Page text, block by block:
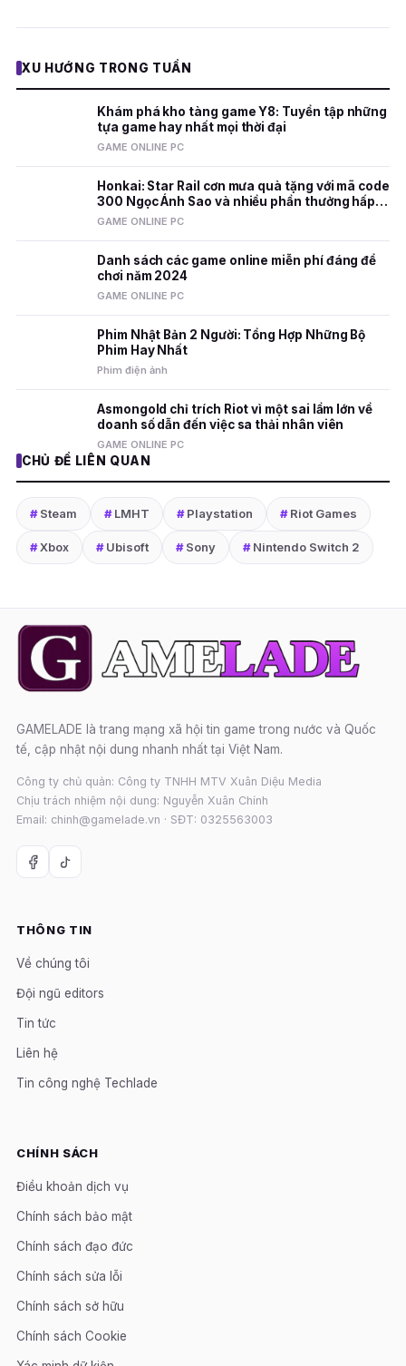
XU HƯỚNG TRONG TUẦN
Khám phá kho tàng game Y8: Tuyển tập những
tựa game hay nhất mọi thời đại
GAME ONLINE PC
Honkai: Star Rail cơn mưa quà tặng với mã code
300 Ngọc Ánh Sao và nhiều phần thưởng hấp
dẫn
GAME ONLINE PC
Danh sách các game online miễn phí đáng để
chơi năm 2024
GAME ONLINE PC
Phim Nhật Bản 2 Người: Tổng Hợp Những Bộ
Phim Hay Nhất
Phim điện ảnh
Asmongold chỉ trích Riot vì một sai lầm lớn về
doanh số dẫn đến việc sa thải nhân viên
GAME ONLINE PC
CHỦ ĐỀ LIÊN QUAN
#Steam #LMHT #Playstation #Riot Games
#Xbox #Ubisoft #Sony #Nintendo Switch 2
GAMELADE là trang mạng xã hội tin game trong nước và Quốc
tế, cập nhật nội dung nhanh nhất tại Việt Nam.
Công ty chủ quản: Công ty TNHH MTV Xuân Diệu Media
Chịu trách nhiệm nội dung: Nguyễn Xuân Chính
Email: chinh@gamelade.vn · SĐT: 0325563003
THÔNG TIN
Về chúng tôi
Đội ngũ editors
Tin tức
Liên hệ
Tin công nghệ Techlade
CHÍNH SÁCH
Điều khoản dịch vụ
Chính sách bảo mật
Chính sách đạo đức
Chính sách sửa lỗi
Chính sách sở hữu
Chính sách Cookie